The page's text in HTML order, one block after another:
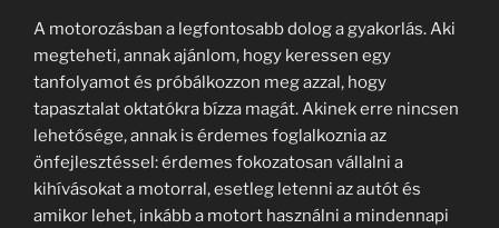
A motorozásban a legfontosabb dolog a gyakorlás. Aki
megteheti, annak ajánlom, hogy keressen egy
tanfolyamot és próbálkozzon meg azzal, hogy
tapasztalat oktatókra bízza magát. Akinek erre nincsen
lehetősége, annak is érdemes foglalkoznia az
önfejlesztéssel: érdemes fokozatosan vállalni a
kihívásokat a motorral, esetleg letenni az autót és
amikor lehet, inkább a motort használni a mindennapi